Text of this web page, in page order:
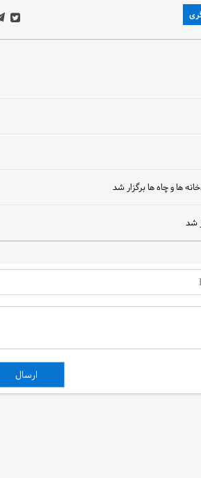
ها و چاه ها برگزار شد
شد